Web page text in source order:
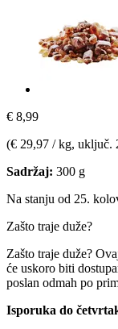
€ 8,99
(€ 29,97 / kg, uključ.
Sadržaj: 300 g
Na stanju od 25.
Zašto traje duže?
Zašto traje duže?
će uskoro biti
poslan odmah po
Isporuka do